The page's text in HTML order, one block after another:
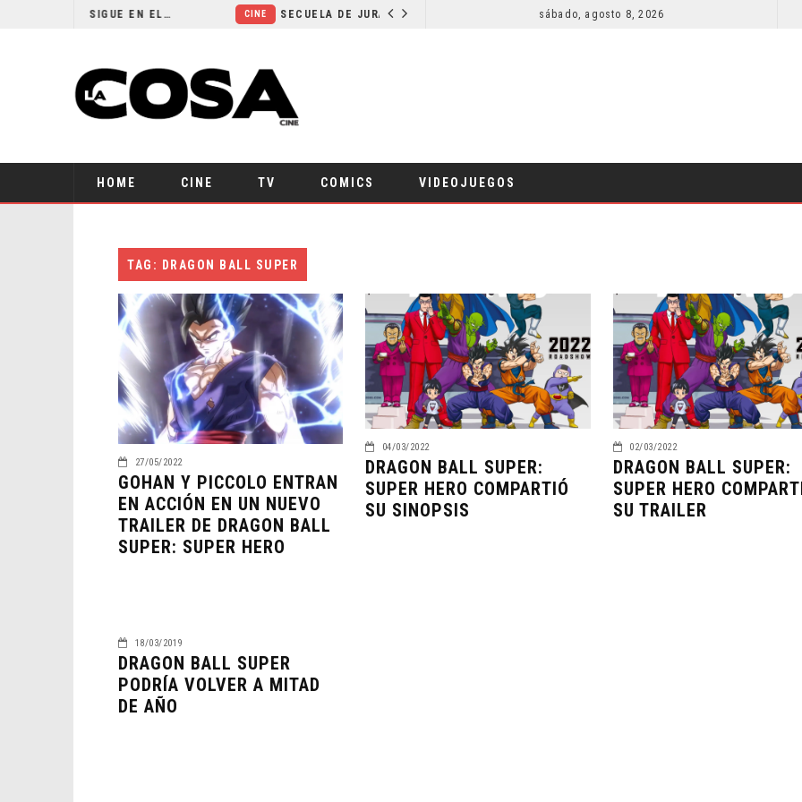
¿POR QUÉ FREE GUY 2 SIGUE EN EL LIMBO? sábado, agosto 8, 2026
HOME CINE TV COMICS VIDEOJUEGOS
TAG: DRAGON BALL SUPER
27/05/2022
GOHAN Y PICCOLO ENTRAN
EN ACCIÓN EN UN NUEVO
TRAILER DE DRAGON BALL
SUPER: SUPER HERO
04/03/2022
DRAGON BALL SUPER:
SUPER HERO COMPARTIÓ
SU SINOPSIS
02/03/2022
DRAGON BALL SUPER:
SUPER HERO
SU TRAILER
18/03/2019
DRAGON BALL SUPER
PODRÍA VOLVER A MITAD
DE AÑO